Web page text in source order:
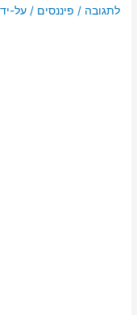
לתגובה / פיננסים / על-